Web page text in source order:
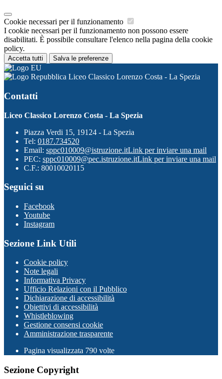
Cookie necessari per il funzionamento
I cookie necessari per il funzionamento non possono essere
disabilitati. È possibile consultare l'elenco nella pagina della cookie
policy.
Accetta tutti Salva le preferenze
Liceo Classico Lorenzo Costa - La Spezia
Contatti
Liceo Classico Lorenzo Costa - La Spezia
Piazza Verdi 15, 19124 - La Spezia
Tel: 0187.734520
Email: sppc010009@istruzione.itLink per inviare una mail
PEC: sppc010009@pec.istruzione.itLink per inviare una mail
C.F.: 80010020115
Seguici su
Facebook
Youtube
Instagram
Sezione Link Utili
Cookie policy
Note legali
Informativa Privacy
Ufficio Relazioni con il Pubblico
Dichiarazione di accessibilità
Obiettivi di accessibilità
Whistleblowing
Gestione consensi cookie
Amministrazione trasparente
Pagina visualizzata 790 volte
Sezione Copyright